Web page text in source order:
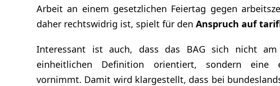
Arbeit an einem gesetzlichen Feiertag gegen
daher rechtswidrig ist, spielt für den Anspruch auf
Interessant ist auch, dass das BAG sich nicht
einheitlichen Definition orientiert, sondern eine
vornimmt. Damit wird klargestellt, dass bei